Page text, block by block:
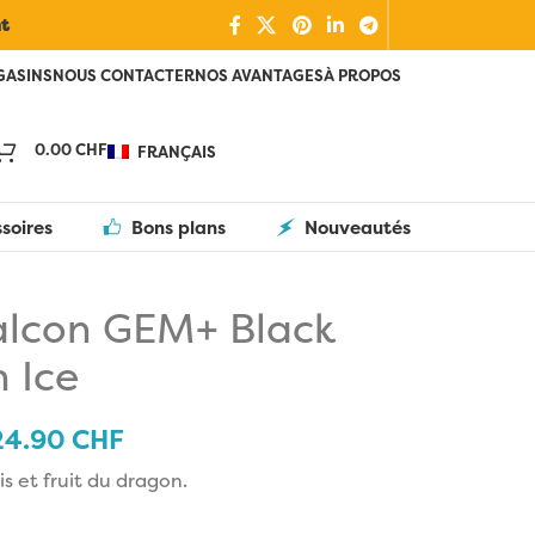
NOUS CONTACTERNOS AVANTAGESÀ PROPOS
0.00CHF FRANÇAIS
Bons plans Nouveautés
GEM+ Black
Ice
CHF
et fruit du dragon.